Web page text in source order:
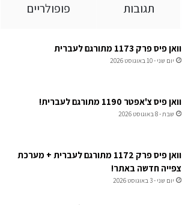
תגובות פופולריים
וואן פיס פרק 1173 מתורגם לעברית
יום שני - 10 באוגוסט 2026
וואן פיס צ'אפטר 1190 מתורגם לעברית!
שבת - 8 באוגוסט 2026
וואן פיס פרק 1172 מתורגם לעברית + מערכת
צפייה חדשה באתר!
יום שני - 3 באוגוסט 2026